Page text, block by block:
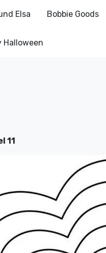
Elsa Bobbie Goods
Halloween
11